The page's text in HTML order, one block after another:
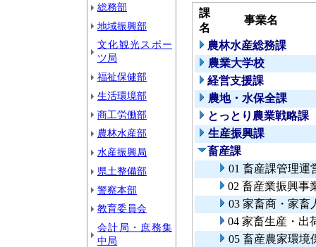
総務部
地域振興部
文化観光スポー
ツ局
福祉保健部
生活環境部
商工労働部
農林水産部
水産振興局
県土整備部
警察本部
教育委員会
会計局・庶務集
中局
課
名
事業名
農林水産総務課
農業大学校
経営支援課
農地・水保全課
とっとり農業戦略課
生産振興課
畜産課
01 畜産課管理運
02 畜産業振興事
03 家畜商・家畜
04 家畜生産・出
05 畜産農家環境